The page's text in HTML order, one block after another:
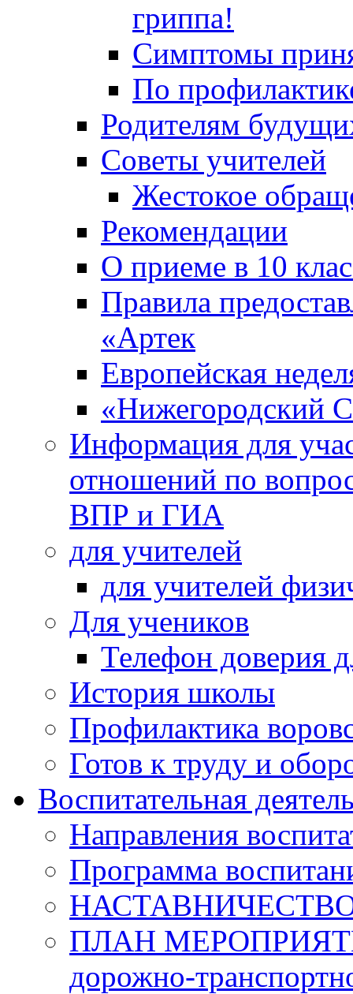
гриппа!
Симптомы
По
Родителям
Советы учителей
Жестокое
Рекомендации
О приеме в 10
Правила
«Артек
Европейская
«Нижегородский
Информация для
отношений по
ВПР и ГИА
для учителей
для учителей
Для учеников
Телефон доверия
История школы
Профилактика
Готов к труду и
Воспитательная
Направления
Программа
ПЛАН МЕРОПРИЯТИЙ
дорожно-